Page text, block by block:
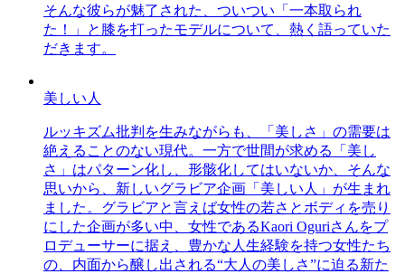
そんな彼らが魅了された、ついつい「一本取られ
た！」と膝を打ったモデルについて、熱く語っていた
だきます。
美しい人
ルッキズム批判を生みながらも、「美しさ」の需要は
絶えることのない現代。一方で世間が求める「美し
さ」はパターン化し、形骸化してはいないか、そんな
思いから、新しいグラビア企画「美しい人」が生まれ
ました。グラビアと言えば女性の若さとボディを売り
にした企画が多い中、女性であるKaori Oguriさんをプ
ロデューサーに据え、豊かな人生経験を持つ女性たち
の、内面から醸し出される“大人の美しさ”に迫る新た